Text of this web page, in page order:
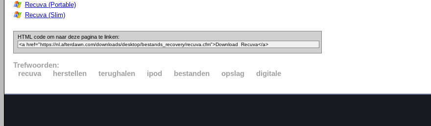
Recuva (Portable)
Recuva (Slim)
HTML code om naar deze pagina te linken:
Trefwoorden:
recuva
herstellen terughalen ipod bestanden opslag digitale